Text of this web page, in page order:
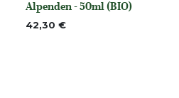
None
Alpenden - 50ml (BIO)
42,30 €